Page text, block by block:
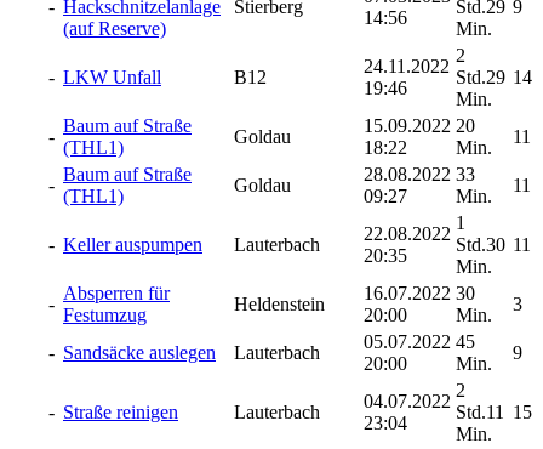
- Hackschnitzelanlage
(auf Reserve)
Stierberg
14:56
Std.29
Min.
9
- LKW Unfall B12
24.11.2022
19:46
2
Std.29
Min.
14
-
Baum auf Straße
(THL1)
Goldau
15.09.2022
18:22
20
Min.
11
-
Baum auf Straße
(THL1)
Goldau
28.08.2022
09:27
33
Min.
11
- Keller auspumpen Lauterbach
22.08.2022
20:35
1
Std.30
Min.
11
-
Absperren für
Festumzug
Heldenstein
16.07.2022
20:00
30
Min.
3
- Sandsäcke auslegen Lauterbach
05.07.2022
20:00
45
Min.
9
- Straße reinigen Lauterbach
04.07.2022
23:04
2
Std.11
Min.
15